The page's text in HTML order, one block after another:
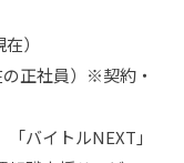
）
正社員）※契約・
バイトルNEXT」